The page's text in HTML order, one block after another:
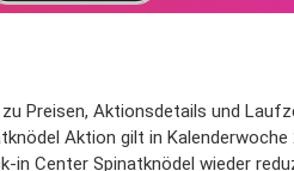
Preisen, Aktionsdetails und
Aktion gilt in
in Center Spinatknödel wieder